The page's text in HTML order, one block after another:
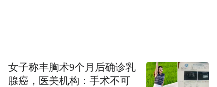
女子称丰胸术9个月后确诊乳
腺癌，医美机构：手术不可